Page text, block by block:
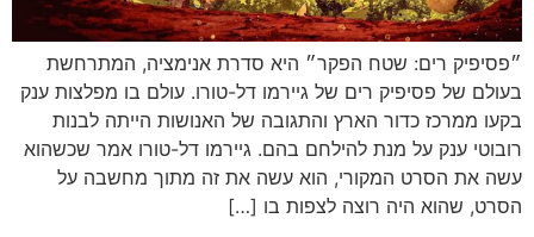
״פסיפיק רים: שטח הפקר״ היא סדרת אנימציה, המתרחשת
בעולם של פסיפיק רים של גיירמו דל-טורו. עולם בו מפלצות ענק
בקעו ממרכז כדור הארץ והתגובה של האנושות הייתה לבנות
רובוטי ענק על מנת להילחם בהם. גיירמו דל-טורו אמר שכשהוא
עשה את הסרט המקורי, הוא עשה את זה מתוך מחשבה על
הסרט, שהוא היה רוצה לצפות בו […]